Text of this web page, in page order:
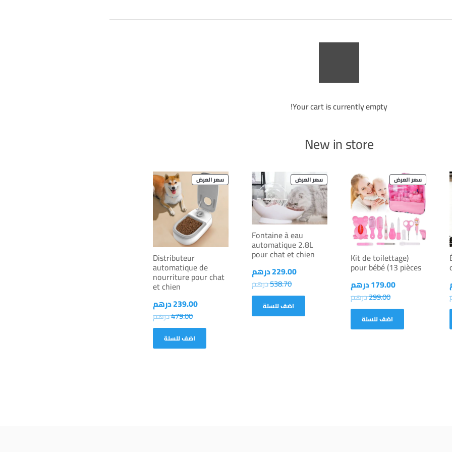
Your cart is currently empty!
New in store
سعر العرضPRODUCT
ON
SALE
(Kit de toilettage
pour bébé (13 pièces
179.00درهم
299.00درهم
اضف للسلة
سعر العرضPRODUCT
ON
SALE
Fontaine à eau
automatique 2.8L
pour chat et chien
229.00درهم
538.70درهم
اضف للسلة
سعر العرضPRODUCT
ON
Distributeur
automatique de
nourriture pour chat
et chien
239.00درهم
479.00درهم
اضف للسلة